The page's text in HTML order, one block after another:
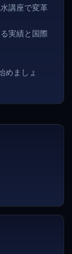
講座で変革
実績と国際
めましょ